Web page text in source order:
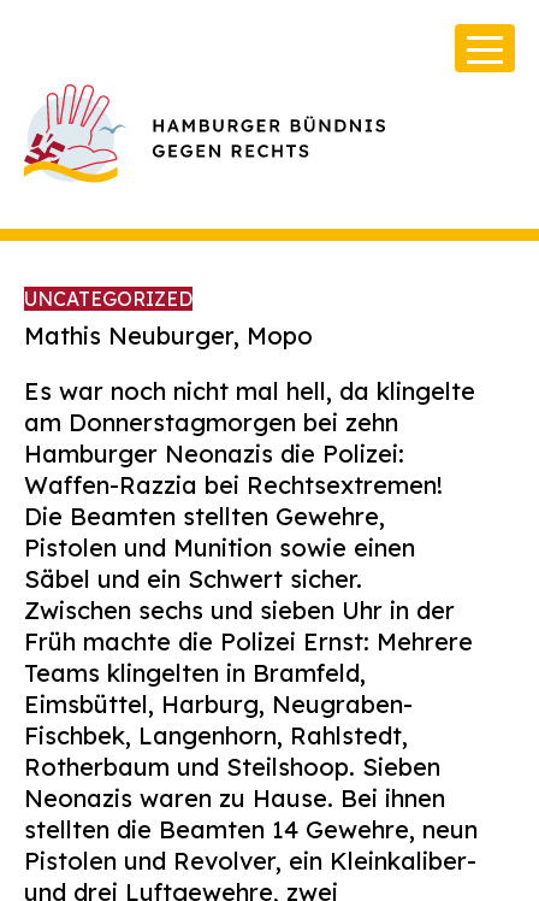
Über Uns
Infos & Broschüren
Archiv
Kontakt
Suchen
nach:
UNCATEGORIZED
Mathis Neuburger, Mopo
Es war noch nicht mal hell, da klingelte
am Donnerstagmorgen bei zehn
Hamburger Neonazis die Polizei:
Waffen-Razzia bei Rechtsextremen!
Die Beamten stellten Gewehre,
Pistolen und Munition sowie einen
Säbel und ein Schwert sicher.
Zwischen sechs und sieben Uhr in der
Früh machte die Polizei Ernst: Mehrere
Teams klingelten in Bramfeld,
Eimsbüttel, Harburg, Neugraben-
Fischbek, Langenhorn, Rahlstedt,
Rotherbaum und Steilshoop. Sieben
Neonazis waren zu Hause. Bei ihnen
stellten die Beamten 14 Gewehre, neun
Pistolen und Revolver, ein Kleinkaliber-
und drei Luftgewehre, zwei